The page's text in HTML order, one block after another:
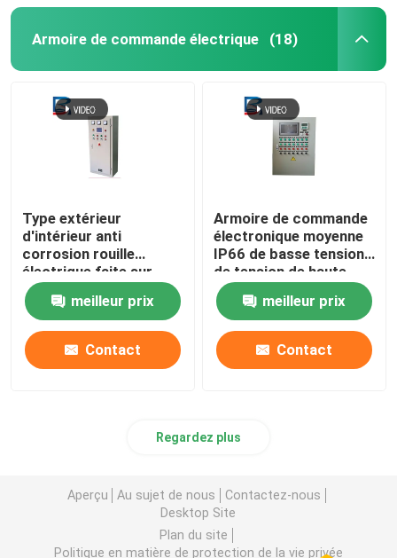
Armoire de commande électrique (18)
Type extérieur
d'intérieur anti
corrosion rouille
électrique faite sur
commande d'armoires
de commande d'anti
meilleur prix
Contact
Armoire de commande
électronique moyenne
IP66 de basse tension
de tension de haute
tension
meilleur prix
Contact
Regardez plus
Aperçu Au sujet de nous
Contactez-nous
Desktop Site
Plan du site
Politique en matière de protection de la vie privée